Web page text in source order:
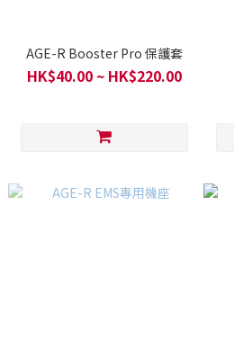
AGE-R Booster Pro 保護套
HK$40.00 ~ HK$220.00